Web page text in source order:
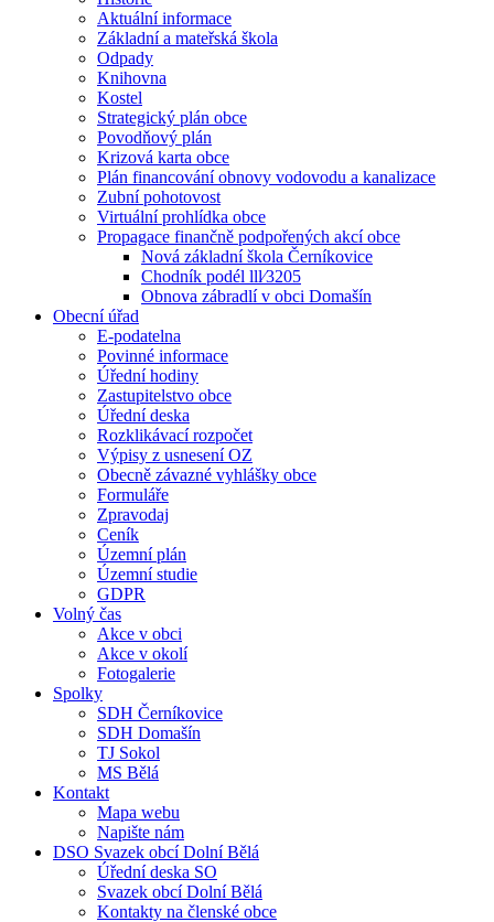
Aktuální informace
Základní a mateřská škola
Odpady
Knihovna
Kostel
Strategický plán obce
Povodňový plán
Krizová karta obce
Plán financování obnovy vodovodu a kanalizace
Zubní pohotovost
Virtuální prohlídka obce
Propagace finančně podpořených akcí obce
Nová základní škola Černíkovice
Chodník podél lll⁄3205
Obnova zábradlí v obci Domašín
Obecní úřad
E-podatelna
Povinné informace
Úřední hodiny
Zastupitelstvo obce
Úřední deska
Rozklikávací rozpočet
Výpisy z usnesení OZ
Obecně závazné vyhlášky obce
Formuláře
Zpravodaj
Ceník
Územní plán
Územní studie
GDPR
Volný čas
Akce v obci
Akce v okolí
Fotogalerie
Spolky
SDH Černíkovice
SDH Domašín
TJ Sokol
MS Bělá
Kontakt
Mapa webu
Napište nám
DSO Svazek obcí Dolní Bělá
Úřední deska SO
Svazek obcí Dolní Bělá
Kontakty na členské obce